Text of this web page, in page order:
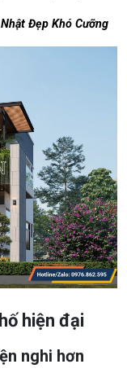
Đẹp Khó Cưỡng
hiện đại
nghi hơn